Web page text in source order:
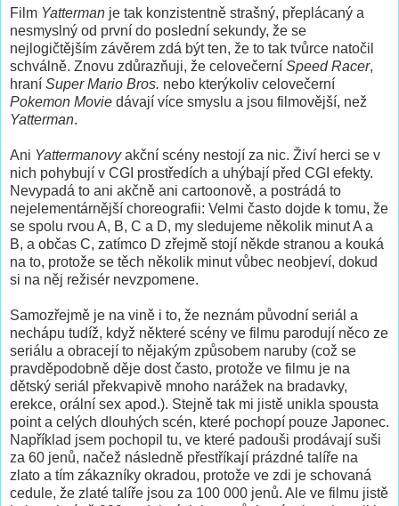
Film Yatterman je tak konzistentně strašný, přeplácaný a
nesmyslný od první do poslední sekundy, že se
nejlogičtějším závěrem zdá být ten, že to tak tvůrce natočil
schválně. Znovu zdůrazňuji, že celovečerní Speed Racer,
hraní Super Mario Bros. nebo kterýkoliv celovečerní
Pokemon Movie dávají více smyslu a jsou filmovější, než
Yatterman.
Ani Yattermanovyakční scény nestojí za nic. Živí herci se v
nich pohybují v CGI prostředích a uhýbají před CGI efekty.
Nevypadá to ani akčně ani cartoonově, a postrádá to
nejelementárnější choreografii: Velmi často dojde k tomu, že
se spolu rvou A, B, C a D, my sledujeme několik minut A a
B, a občas C, zatímco D zřejmě stojí někde stranou a kouká
na to, protože se těch několik minut vůbec neobjeví, dokud
si na něj režisér nevzpomene.
Samozřejmě je na vině i to, že neznám původní seriál a
nechápu tudíž, když některé scény ve filmu parodují něco ze
seriálu a obracejí to nějakým způsobem naruby (což se
pravděpodobně děje dost často, protože ve filmu je na
dětský seriál překvapivě mnoho narážek na bradavky,
erekce, orální sex apod.). Stejně tak mi jistě unikla spousta
point a celých dlouhých scén, které pochopí pouze Japonec.
Například jsem pochopil tu, ve které padouši prodávají suši
za 60 jenů, načež následně přestříkají prázdné talíře na
zlato a tím zákazníky okradou, protože ve zdi je schovaná
cedule, že zlaté talíře jsou za 100 000 jenů. Ale ve filmu jistě